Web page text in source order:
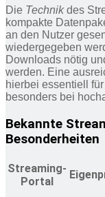
Die Technikdes
kompakte
an den Nutzer
wiedergegeben
Downloads nötig
werden. Eine
hierbei essentiell
besonders bei
Bekannte
Besonderheiten
Streaming-
Portal